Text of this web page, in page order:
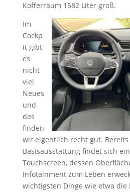
Kofferraum 1582 Liter groß.
Im
Cockp
it gibt
es
nicht
viel
Neues
und
das
finden
wir eigentlich recht gut.
Basisausstattung findet sich
Touchscreen, dessen
Infotainment zum Leben
wichtigsten Dinge wie etwa die